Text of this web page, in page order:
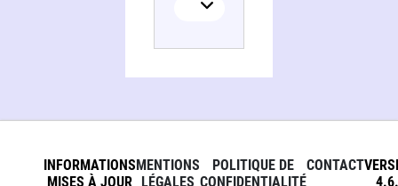
INFORMATIONS
MISES À JOUR
MENTIONS
LÉGALES
POLITIQUE DE
CONFIDENTIALITÉ
CONTACT